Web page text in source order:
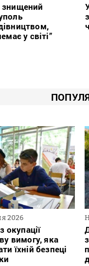
у світі”
2026
окупації
вимогу, яка
їхній безпеці